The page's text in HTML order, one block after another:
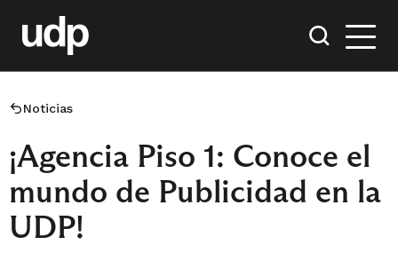
Noticias
¡Agencia Piso 1: Conoce el
mundo de Publicidad en la
UDP!